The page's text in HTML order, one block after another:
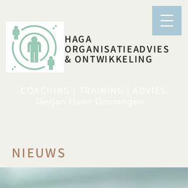
HAGA
ORGANISATIEADVIES
& ONTWIKKELING
NIEUWS